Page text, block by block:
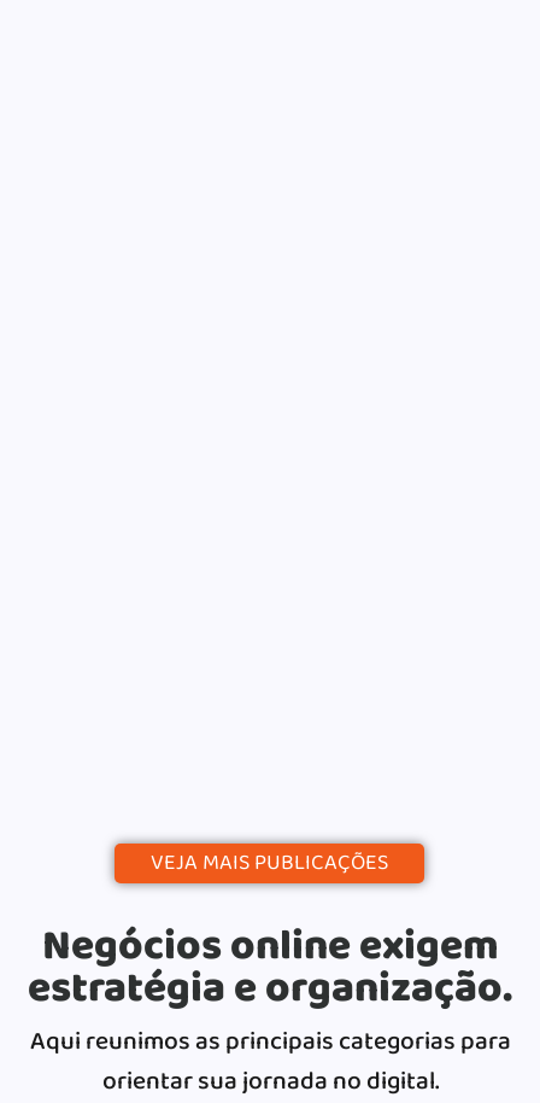
VEJA MAIS PUBLICAÇÕES
Negócios online exigem
estratégia e organização.
Aqui reunimos as principais categorias para
orientar sua jornada no digital.